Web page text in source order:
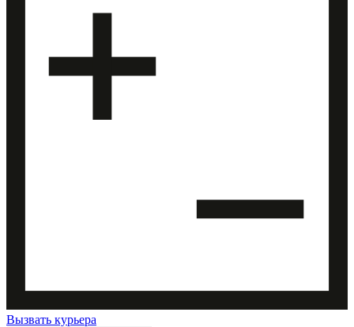
Вызвать курьера